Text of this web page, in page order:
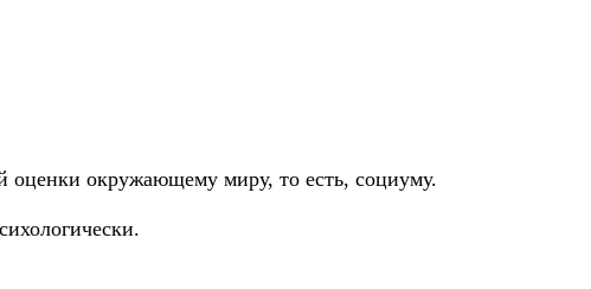
оценки окружающему миру, то есть, социуму.